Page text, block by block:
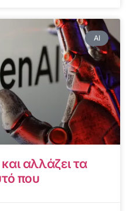
AI
αλλάζει τα
που